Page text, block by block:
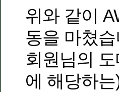
위와 같이
동을 마쳤
회원님의
에 해당하